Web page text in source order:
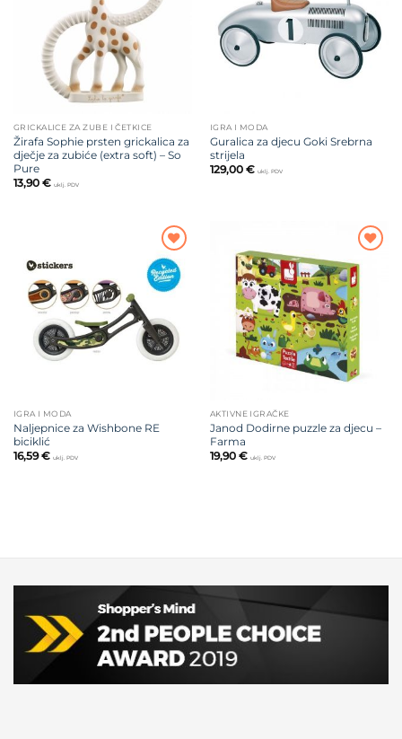
GRICKALICE ZA ZUBE I ČETKICE
Žirafa Sophie prsten grickalica za
dječje za zubiće (extra soft) – So
Pure
13,90 € uklj. PDV
IGRA I MODA
Guralica za djecu Goki Srebrna
strijela
129,00 € uklj. PDV
Dodajte
na listu
želja
IGRA I MODA
Naljepnice za Wishbone RE
biciklić
16,59€ uklj. PDV
Dodajte
na listu
želja
AKTIVNE IGRAČKE
Janod Dodirne puzzle za djecu –
Farma
19,90 € uklj. PDV